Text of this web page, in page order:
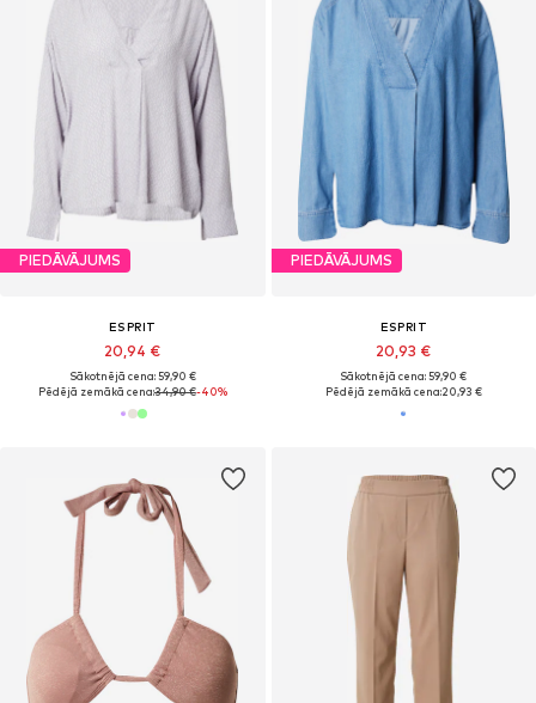
PIEDĀVĀJUMS
ESPRIT
20,94 €
Sākotnējā cena: 59,90 €
Pēdējā zemākā cena:34,90 €-40%
PIEDĀVĀJUMS
ESPRIT
20,93 €
Sākotnējā cena: 59,90 €
Pēdējā zemākā cena:20,93 €